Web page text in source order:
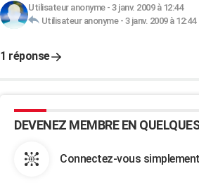
Utilisateur anonyme- 3 janv. 2009 à 12:44
Utilisateur anonyme- 3 janv. 2009 à 12:44
1 réponse
DEVENEZ MEMBRE EN
Connectez-vous